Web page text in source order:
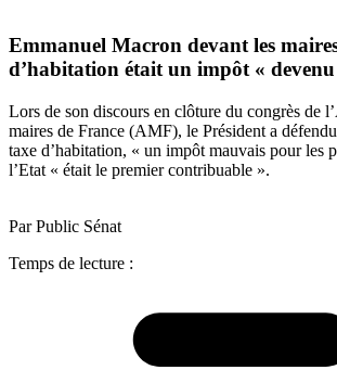
Emmanuel Macron devant les
d’habitation était un impôt «
Lors de son discours en clôture du congrès de
maires de France (AMF), le Président a
taxe d’habitation, « un impôt mauvais pour les
l’Etat « était le premier contribuable ».
Par Public Sénat
Temps de lecture :